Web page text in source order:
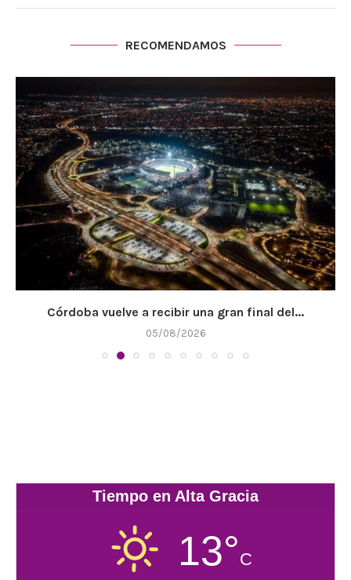
RECOMENDAMOS
Córdoba vuelve a recibir una gran final del...
05/08/2026
Tiempo en Alta Gracia
13°C